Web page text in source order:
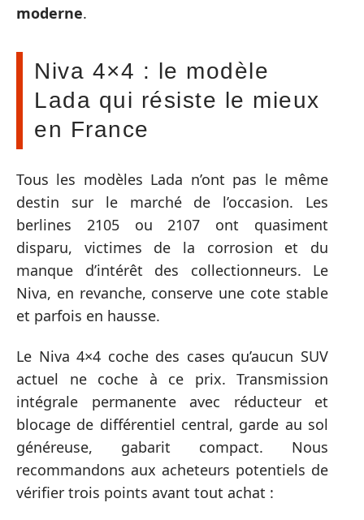
moderne.
Niva 4×4 : le modèle
Lada qui résiste le mieux
en France
Tous les modèles Lada n’ont pas le même
destin sur le marché de l’occasion. Les
berlines 2105 ou 2107 ont quasiment
disparu, victimes de la corrosion et du
manque d’intérêt des collectionneurs. Le
Niva, en revanche, conserve une cote stable
et parfois en hausse.
Le Niva 4×4 coche des cases qu’aucun SUV
actuel ne coche à ce prix. Transmission
intégrale permanente avec réducteur et
blocage de différentiel central, garde au sol
généreuse, gabarit compact. Nous
recommandons aux acheteurs potentiels de
vérifier trois points avant tout achat :